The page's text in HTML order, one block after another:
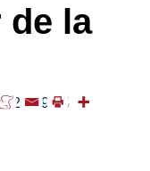
de la
09-25